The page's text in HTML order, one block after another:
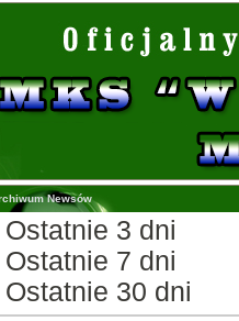
Newsów
Ostatnie 3 dni
Ostatnie 7 dni
Ostatnie 30 dni